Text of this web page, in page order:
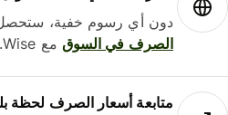
دون أي رسوم خفية، ستحصل
الصرف في السوقمع Wise.
متابعة أسعار الصرف لحظة